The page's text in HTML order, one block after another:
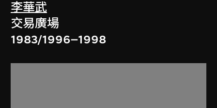
李華武
交易廣場
1983/1996–1998